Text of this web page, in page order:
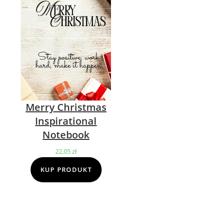
Merry Christmas
Inspirational
Notebook
22,05zł
KUP PRODUKT